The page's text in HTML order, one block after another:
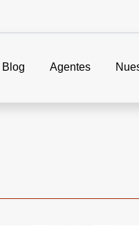
Blog Agentes